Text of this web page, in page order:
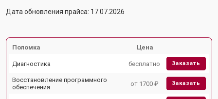
Дата обновления прайса: 17.07.2026
Поломка Цена
Диагностика бесплатно Заказать
Восстановление программного
обеспечения
от 1700 ₽ Заказать